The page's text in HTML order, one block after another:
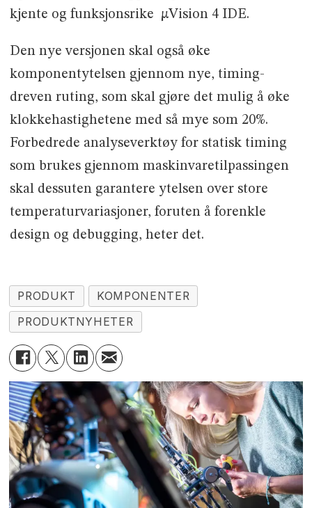
kjente og funksjonsrike µVision 4 IDE.
Den nye versjonen skal også øke
komponentytelsen gjennom nye, timing-
dreven ruting, som skal gjøre det mulig å øke
klokkehastighetene med så mye som 20%.
Forbedrede analyseverktøy for statisk timing
som brukes gjennom maskinvaretilpassingen
skal dessuten garantere ytelsen over store
temperaturvariasjoner, foruten å forenkle
design og debugging, heter det.
PRODUKT
KOMPONENTER
PRODUKTNYHETER